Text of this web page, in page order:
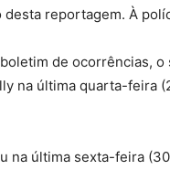
desta reportagem. À
de ocorrências,
na última quarta-feira
na última sexta-feira